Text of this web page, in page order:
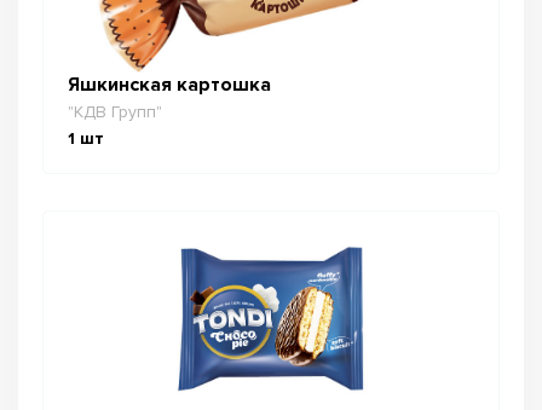
Яшкинская картошка
"КДВ Групп"
1 шт